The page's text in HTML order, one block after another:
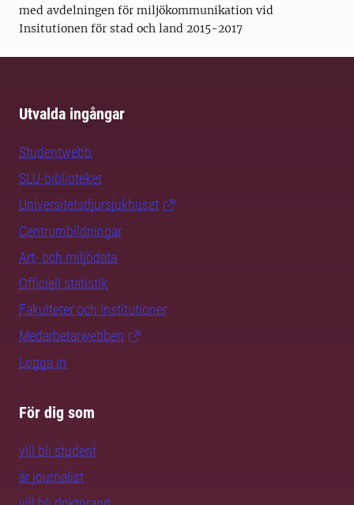
med avdelningen för miljökommunikation vid
Insitutionen för stad och land 2015-2017
Utvalda ingångar
Studentwebb
SLU-biblioteket
Universitetsdjursjukhuset
Centrumbildningar
Art- och miljödata
Officiell statistik
Fakulteter och institutioner
Medarbetarwebben
Logga in
För dig som
vill bli student
är journalist